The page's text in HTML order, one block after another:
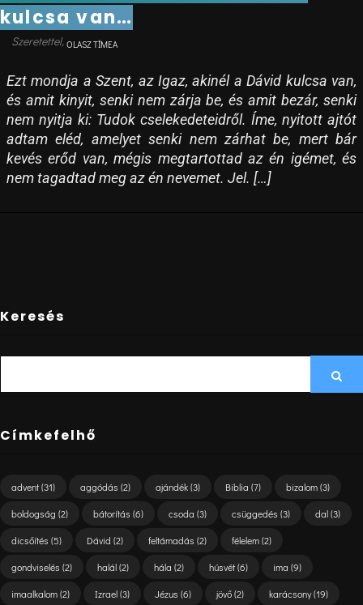
kulcsa van…
OLASZ TÍMEA
Ezt mondja a Szent, az Igaz, akinél a Dávid kulcsa van,
és amit kinyit, senki nem zárja be, és amit bezár, senki
nem nyitja ki: Tudok cselekedeteidről. Íme, nyitott ajtót
adtam eléd, amelyet senki nem zárhat be, mert bár
kevés erőd van, mégis megtartottad az én igémet, és
nem tagadtad meg az én nevemet. Jel. […]
Keresés
Címkefelhő
advent(31) aggódás (2) ajándék(3) Biblia (7) bizalom(3)
boldogság (2) bátorítás (6) csoda (3) csüggedés (3) dal(3)
dicsőítés (5) Dávid (2) feltámadás (2) félelem(2)
gondviselés (2) halál(2) hála (2) húsvét(6) ima (9)
imaalkalom(2) Izrael(3) Jézus (6) jövő(2) karácsony(19)